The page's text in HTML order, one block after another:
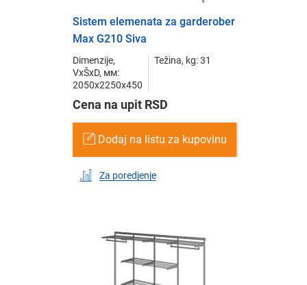
Sistem elemenata za garderober
Max G210 Siva
Dimenzije,
VxŠxD, мм:
2050x2250x450
Težina, kg: 31
Cena na upit RSD
Dodaj na listu za kupovinu
Za poredjenje